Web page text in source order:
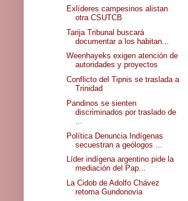
Exlíderes campesinos alistan
otra CSUTCB
Tarija Tribunal buscará
documentar a los habitan...
Weenhayeks exigen atención de
autoridades y proyectos
Conflicto del Tipnis se traslada a
Trinidad
Pandinos se sienten
discriminados por traslado de
Política Denuncia Indígenas
secuestran a geólogos ...
Líder indígena argentino pide la
mediación del Pap...
La Cidob de Adolfo Chávez
retoma Gundonovia